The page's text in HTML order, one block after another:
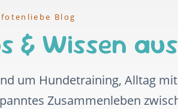
Blog
& Wissen
um Hundetraining, Alltag
Zusammenleben